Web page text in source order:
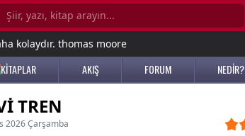
kolaydır. thomas moore
KİTAPLAR AKIŞ FORUM NEDİR?
TREN
2026 Çarşamba